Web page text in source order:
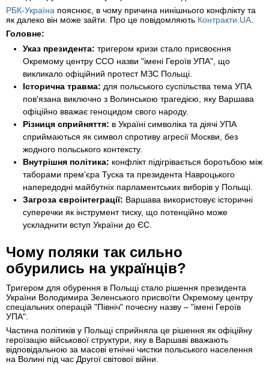
РБК-Україна пояснює, в чому причина нинішнього конфлікту та
як далеко він може зайти. Про це повідомляють Контракти.UA
Головне:
Указ президента: тригером кризи стало присвоєння
Окремому центру ССО назви "імені Героїв УПА", що
викликало офіційний протест МЗС Польщі.
Історична травма: для польського суспільства тема УПА
пов'язана виключно з Волинською трагедією, яку Варшава
офіційно вважає геноцидом свого народу.
Різниця сприйняття: в Україні символіка та діячі УПА
сприймаються як символ спротиву агресії Москви, без
жодного польського контексту.
Внутрішня політика: конфлікт підігрівається боротьбою між
таборами прем'єра Туска та президента Навроцького
напередодні майбутніх парламентських виборів у Польщі.
Загроза євроінтеграції: Варшава використовує історичні
суперечки як інструмент тиску, що потенційно може
ускладнити вступ України до ЄС.
Чому поляки так сильно
обурились на українців?
Тригером для обурення в Польщі стало рішення президента
України Володимира Зеленського присвоїти Окремому центру
спеціальних операцій "Північ" почесну назву – "імені Героїв
УПА".
Частина політиків у Польщі сприйняла це рішення як офіційну
героїзацію військової структури, яку в Варшаві вважають
відповідальною за масові етнічні чистки польського населення
на Волині під час Другої світової війни.